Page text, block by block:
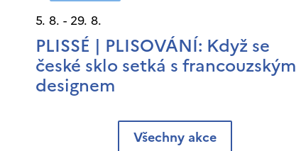
5. 8. - 29. 8.
PLISSÉ | PLISOVÁNÍ: Když se
české sklo setká s francouzským
designem
Všechny akce